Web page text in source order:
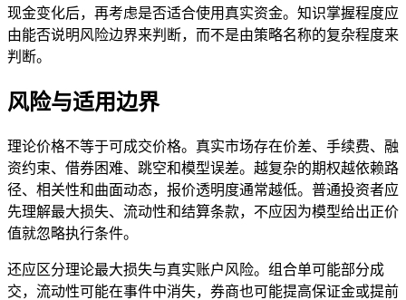
现金变化后，再考虑是否适合使用真实资金。知识掌握程度应
由能否说明风险边界来判断，而不是由策略名称的复杂程度来
判断。
风险与适用边界
理论价格不等于可成交价格。真实市场存在价差、手续费、融
资约束、借券困难、跳空和模型误差。越复杂的期权越依赖路
径、相关性和曲面动态，报价透明度通常越低。普通投资者应
先理解最大损失、流动性和结算条款，不应因为模型给出正价
值就忽略执行条件。
还应区分理论最大损失与真实账户风险。组合单可能部分成
交，流动性可能在事件中消失，券商也可能提高保证金或提前